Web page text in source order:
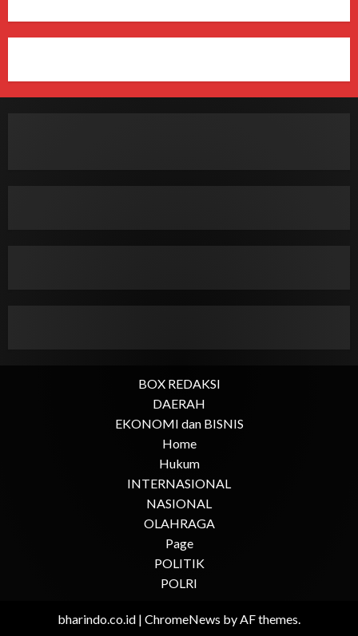
BOX REDAKSI
DAERAH
EKONOMI dan BISNIS
Home
Hukum
INTERNASIONAL
NASIONAL
OLAHRAGA
Page
POLITIK
POLRI
bharindo.co.id | ChromeNews by AF themes.